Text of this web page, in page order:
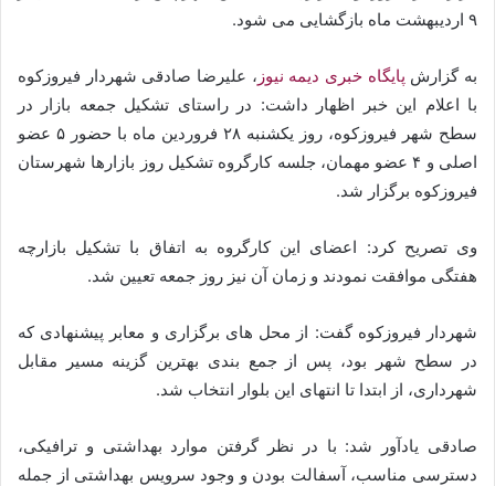
۹ اردیبهشت ماه بازگشایی می شود.
به گزارش پایگاه خبری دیمه نیوز ، علیرضا صادقی شهردار فیروزکوه
با اعلام این خبر اظهار داشت: در راستای تشکیل جمعه بازار در
سطح شهر فیروزکوه، روز یکشنبه ۲۸ فروردین ماه با حضور ۵ عضو
اصلی و ۴ عضو مهمان، جلسه کارگروه تشکیل روز بازارها شهرستان
فیروزکوه برگزار شد.
وی تصریح کرد: اعضای این کارگروه به اتفاق با تشکیل بازارچه
هفتگی موافقت نمودند و زمان آن نیز روز جمعه تعیین شد.
شهردار فیروزکوه گفت: از محل های برگزاری و معابر پیشنهادی که
در سطح شهر بود، پس از جمع بندی بهترین گزینه مسیر مقابل
شهرداری، از ابتدا تا انتهای این بلوار انتخاب شد.
صادقی یادآور شد: با در نظر گرفتن موارد بهداشتی و ترافیکی،
دسترسی مناسب، آسفالت بودن و وجود سرویس بهداشتی از جمله